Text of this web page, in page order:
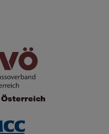
Österreich